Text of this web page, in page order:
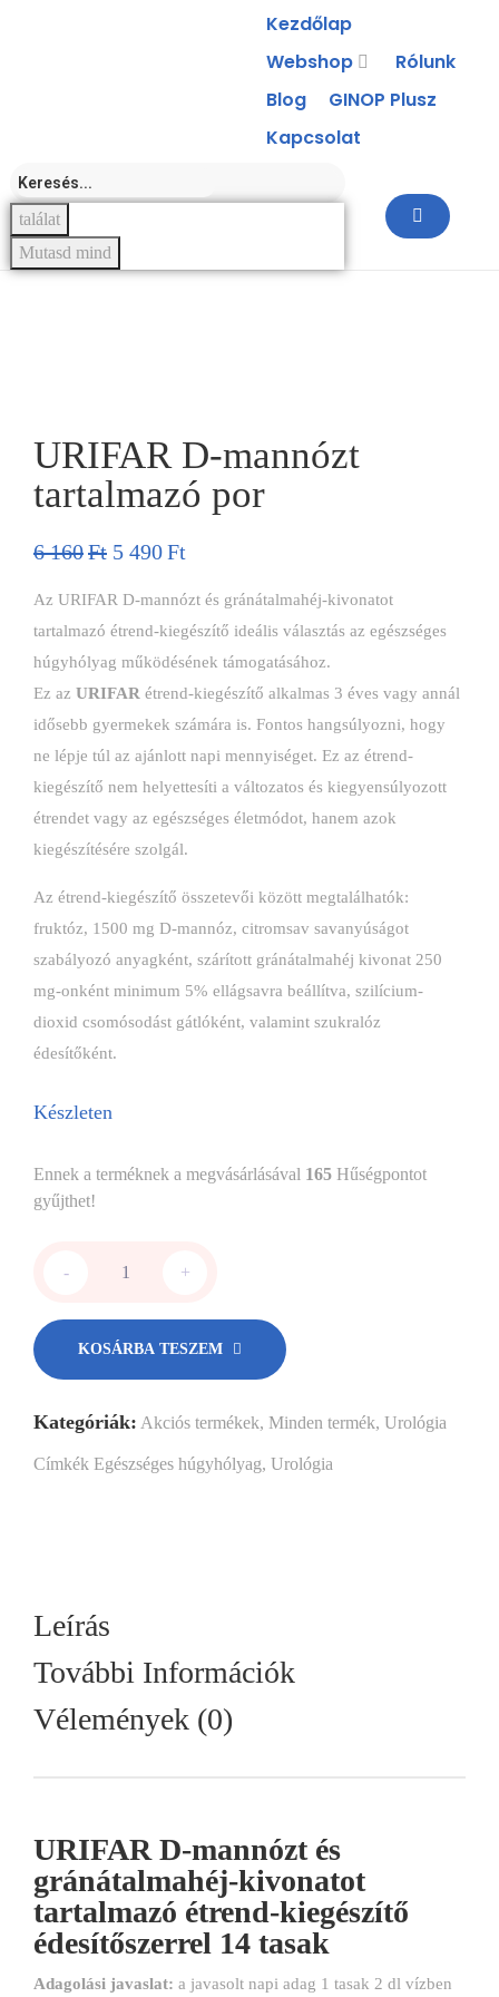
Kezdőlap
Webshop
Rólunk
Blog
GINOP Plusz
Kapcsolat
találat
Mutasd mind
URIFAR D-mannózt
tartalmazó por
6 160Ft 5 490Ft
Az URIFAR D-mannózt és gránátalmahéj-kivonatot
tartalmazó étrend-kiegészítő ideális választás az egészséges
húgyhólyag működésének támogatásához.
Ez az URIFAR étrend-kiegészítő alkalmas 3 éves vagy annál
idősebb gyermekek számára is. Fontos hangsúlyozni, hogy
ne lépje túl az ajánlott napi mennyiséget. Ez az étrend-
kiegészítő nem helyettesíti a változatos és kiegyensúlyozott
étrendet vagy az egészséges életmódot, hanem azok
kiegészítésére szolgál.
Az étrend-kiegészítő összetevői között megtalálhatók:
fruktóz, 1500 mg D-mannóz, citromsav savanyúságot
szabályozó anyagként, szárított gránátalmahéj kivonat 250
mg-onként minimum 5% ellágsavra beállítva, szilícium-
dioxid csomósodást gátlóként, valamint szukralóz
édesítőként.
Készleten
Ennek a terméknek a megvásárlásával 165 Hűségpontot
gyűjthet!
- +
KOSÁRBA TESZEM
Kategóriák: Akciós termékek, Minden termék, Urológia
Címkék Egészséges húgyhólyag, Urológia
Leírás
További Információk
Vélemények (0)
URIFAR D-mannózt és
gránátalmahéj-kivonatot
tartalmazó étrend-kiegészítő
édesítőszerrel 14 tasak
Adagolási javaslat: a javasolt napi adag 1 tasak 2 dl vízben